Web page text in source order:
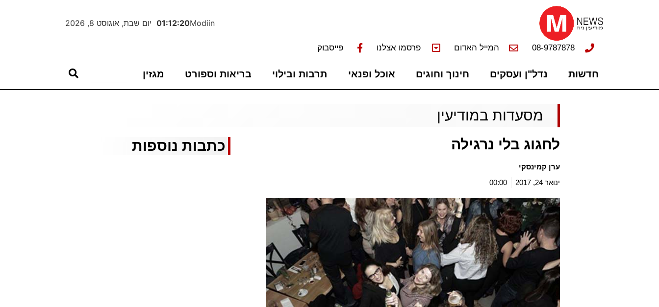
Modiin
01:12:21 יום שבת, אוגוסט 8, 2026
08-9787878 המייל האדום פרסמו אצלנו פייסבוק
חדשות נדל"ן ועסקים חינוך וחוגים אוכל ופנאי תרבות ובילוי בריאות וספורט מגזין
מסעדות במודיעין
לחגוג בלי נרגילה
ערן קמינסקי
ינואר 24, 2017
00:00
כתבות נוספות